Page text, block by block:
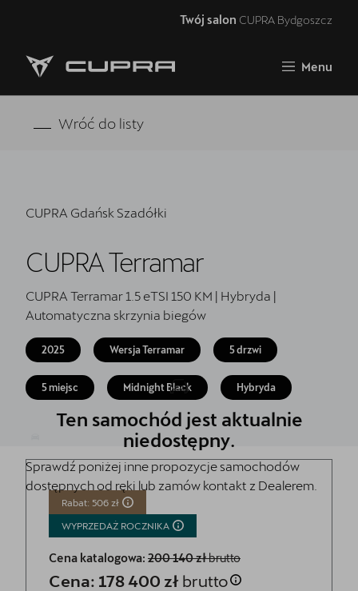
Twój salon CUPRA Bydgoszcz
Menu
Strona główna
Samochody dostępne od ręki
Jazda próbna CUPRĄ
CUPRA For Business
Akcesoria CUPRA
Finansowanie
5 lat gwarancji
Oryginalne części zamienne
Wróć do listy
CUPRA Gdańsk Szadółki
CUPRA Terramar
CUPRA Terramar 1.5 eTSI 150 KM | Hybryda |
Automatyczna skrzynia biegów
2025 Wersja Terramar 5 drzwi
5 miejsc Midnight Black Hybryda
Ten samochód jest aktualnie
niedostępny.
Sprawdź poniżej inne propozycje samochodów
dostępnych od ręki lub zamów kontakt z Dealerem.
Rabat: 506 zł
WYPRZEDAŻ ROCZNIKA
Cena katalogowa: 200 140 złbrutto
Cena: 178 400 zł brutto